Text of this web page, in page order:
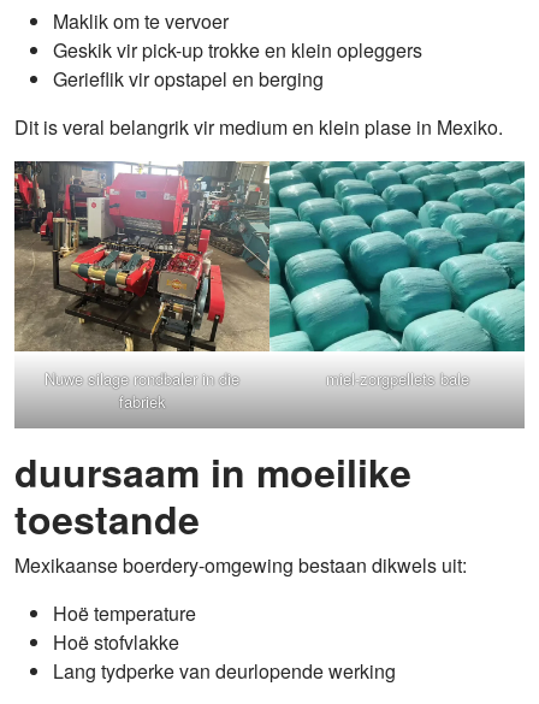
Maklik om te vervoer
Geskik vir pick-up trokke en klein opleggers
Gerieflik vir opstapel en berging
Dit is veral belangrik vir medium en klein plase in Mexiko.
Nuwe silage rondbaler in die
fabriek
miel-zorgpellets bale
duursaam in moeilike
toestande
Mexikaanse boerdery-omgewing bestaan dikwels uit:
Hoë temperature
Hoë stofvlakke
Lang tydperke van deurlopende werking